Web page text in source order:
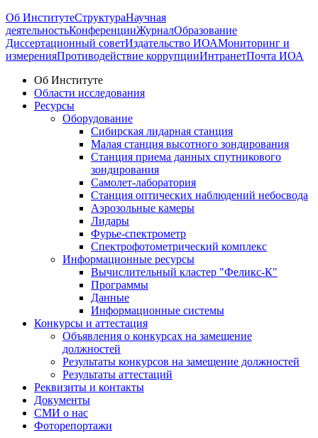
Об ИнститутеСтруктураНаучная
деятельностьКонференцииЖурналОбразование
Диссертационный советИздательство ИОАМониторинг и
измеренияПротиводействие коррупцииИнтранетПочта ИОА
Об Институте
Области исследования
Ресурсы
Оборудование
Сибирская лидарная станция
Малая станция высотного зондирования
Станция приема данных спутникового
зондирования
Самолет-лаборатория
Станция оптических наблюдений небосвода
Аэрозольные камеры
Лидары
Фурье-спектрометр
Спектрофотометрический комплекс
Информационные ресурсы
Вычислительный кластер "Феликс-К"
Программы
Данные
Информационные системы
Конкурсы и аттестация
Объявления о конкурсах на замещение
должностей
Результаты конкурсов на замещение должностей
Результаты аттестаций
Реквизиты и контакты
Документы
СМИ о нас
Фоторепортажи